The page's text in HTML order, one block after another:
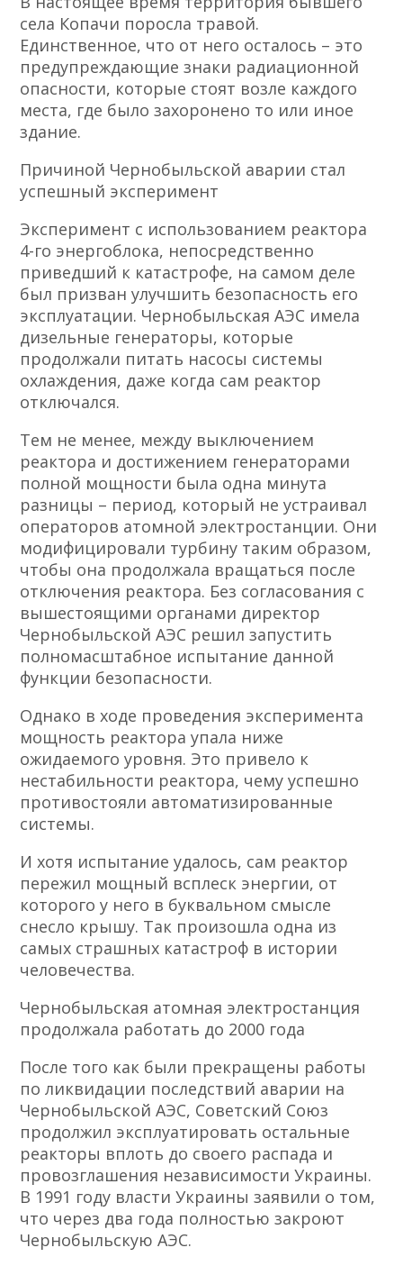
села Копачи поросла травой.
Единственное, что от него осталось – это
предупреждающие знаки радиационной
опасности, которые стоят возле каждого
места, где было захоронено то или иное
здание.
Причиной Чернобыльской аварии стал
успешный эксперимент
Эксперимент с использованием реактора
4-го энергоблока, непосредственно
приведший к катастрофе, на самом деле
был призван улучшить безопасность его
эксплуатации. Чернобыльская АЭС имела
дизельные генераторы, которые
продолжали питать насосы системы
охлаждения, даже когда сам реактор
отключался.
Тем не менее, между выключением
реактора и достижением генераторами
полной мощности была одна минута
разницы – период, который не устраивал
операторов атомной электростанции. Они
модифицировали турбину таким образом,
чтобы она продолжала вращаться после
отключения реактора. Без согласования с
вышестоящими органами директор
Чернобыльской АЭС решил запустить
полномасштабное испытание данной
функции безопасности.
Однако в ходе проведения эксперимента
мощность реактора упала ниже
ожидаемого уровня. Это привело к
нестабильности реактора, чему успешно
противостояли автоматизированные
системы.
И хотя испытание удалось, сам реактор
пережил мощный всплеск энергии, от
которого у него в буквальном смысле
снесло крышу. Так произошла одна из
самых страшных катастроф в истории
человечества.
Чернобыльская атомная электростанция
продолжала работать до 2000 года
После того как были прекращены работы
по ликвидации последствий аварии на
Чернобыльской АЭС, Советский Союз
продолжил эксплуатировать остальные
реакторы вплоть до своего распада и
провозглашения независимости Украины.
В 1991 году власти Украины заявили о том,
что через два года полностью закроют
Чернобыльскую АЭС.